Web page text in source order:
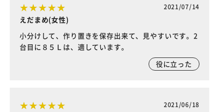
2021/07/14
えだまめ(女性)
小分けして、作り置きを保存出来て、見やすいです。2
台目に８５Ｌは、適しています。
役に立った
2021/06/18